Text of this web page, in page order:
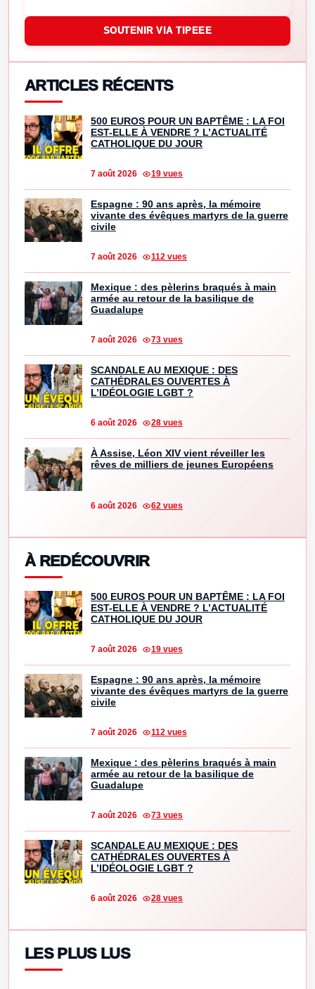
SOUTENIR VIA TIPEEE
ARTICLES RÉCENTS
500 EUROS POUR UN BAPTÊME : LA FOI
EST-ELLE À VENDRE ? L’ACTUALITÉ
CATHOLIQUE DU JOUR
7 août 2026 19 vues
Espagne : 90 ans après, la mémoire
vivante des évêques martyrs de la guerre
civile
7 août 2026 112 vues
Mexique : des pèlerins braqués à main
armée au retour de la basilique de
Guadalupe
7 août 2026 73 vues
SCANDALE AU MEXIQUE : DES
CATHÉDRALES OUVERTES À
L’IDÉOLOGIE LGBT ?
6 août 2026 28 vues
À Assise, Léon XIV vient réveiller les
rêves de milliers de jeunes Européens
6 août 2026 62 vues
À REDÉCOUVRIR
500 EUROS POUR UN BAPTÊME : LA FOI
EST-ELLE À VENDRE ? L’ACTUALITÉ
CATHOLIQUE DU JOUR
7 août 2026 19 vues
Espagne : 90 ans après, la mémoire
vivante des évêques martyrs de la guerre
civile
7 août 2026 112 vues
Mexique : des pèlerins braqués à main
armée au retour de la basilique de
Guadalupe
7 août 2026 73 vues
SCANDALE AU MEXIQUE : DES
CATHÉDRALES OUVERTES À
L’IDÉOLOGIE LGBT ?
6 août 2026 28 vues
LES PLUS LUS